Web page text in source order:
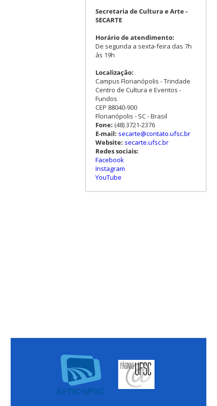
Secretaria de Cultura e Arte -
SECARTE
Horário de atendimento:
De segunda a sexta-feira das 7h
às 19h
Localização:
Campus Florianópolis - Trindade
Centro de Cultura e Eventos -
Fundos
CEP 88040-900
Florianópolis - SC - Brasil
Fone: (48) 3721-2376
E-mail: secarte@contato.ufsc.br
Website: secarte.ufsc.br
Redes sociais:
Facebook
Instagram
YouTube